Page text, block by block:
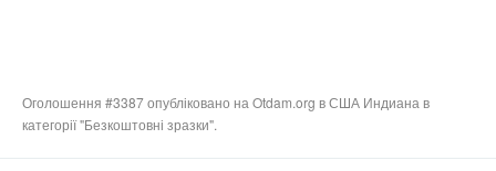
Оголошення #3387 опубліковано на Otdam.org в США Индиана в
категорії "Безкоштовні зразки".